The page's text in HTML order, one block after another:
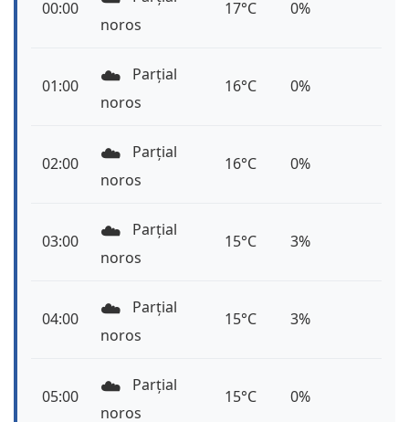
00:00
noros
17°C 0%
01:00 ☁️
Parțial
noros
16°C 0%
02:00 ☁️
Parțial
noros
16°C 0%
03:00 ☁️
Parțial
noros
15°C 3%
04:00 ☁️
Parțial
noros
15°C 3%
05:00 ☁️
Parțial
noros
15°C 0%